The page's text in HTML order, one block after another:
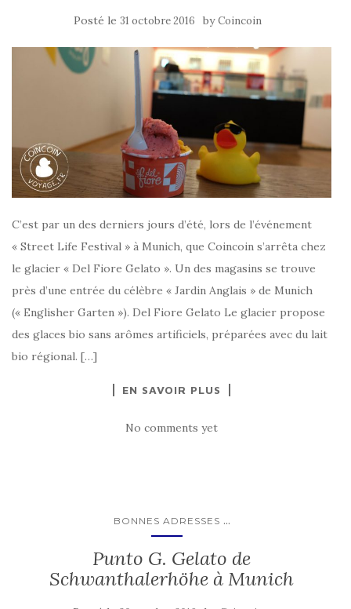
Posté le 31 octobre 2016 byCoincoin
C’est par un des derniers jours d’été, lors de l’événement
« Street Life Festival » à Munich, que Coincoin s’arrêta chez
le glacier « Del Fiore Gelato ». Un des magasins se trouve
près d’une entrée du célèbre « Jardin Anglais » de Munich
(« Englisher Garten »). Del Fiore Gelato Le glacier propose
des glaces bio sans arômes artificiels, préparées avec du lait
bio régional. […]
EN SAVOIR PLUS
No comments yet
BONNES ADRESSES ...
Punto G. Gelato de
Schwanthalerhöhe à Munich